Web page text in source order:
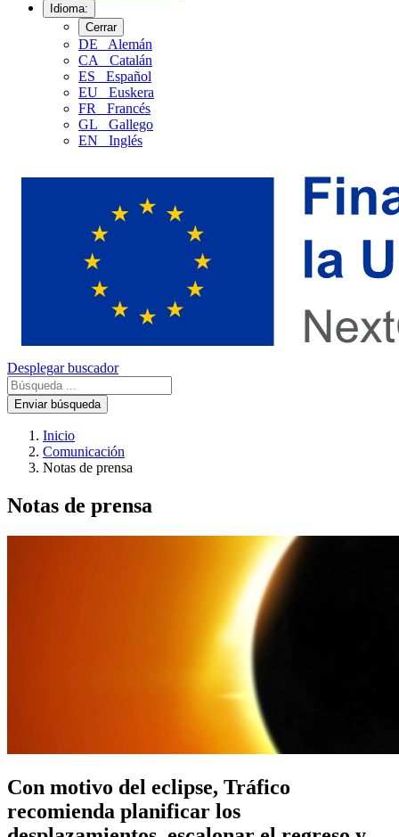
Idioma:
Cerrar
DE
Alemán
CA
Catalán
ES
Español
EU
Euskera
FR
Francés
GL
Gallego
EN
Inglés
Desplegar buscador
Enviar búsqueda
Inicio
Comunicación
Notas de prensa
Notas de prensa
Con motivo del eclipse, Tráfico
recomienda planificar los